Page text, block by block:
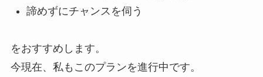
諦めずにチャンスを伺う
をおすすめします。
今現在、私もこのプランを進行中です。